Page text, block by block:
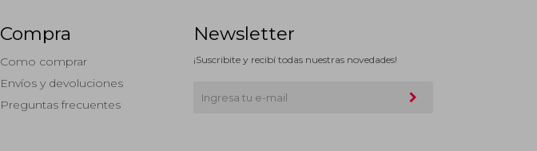
Compra
Como comprar
Envíos y devoluciones
Preguntas frecuentes
Newsletter
¡Suscribite y recibí todas nuestras novedades!